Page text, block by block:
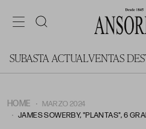
SUBASTA ACTUALVENTAS
HOME
MARZO 2024
JAMES SOWERBY, "PLANTAS", 6